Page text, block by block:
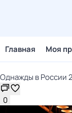
Главная Моя
Однажды в России
0